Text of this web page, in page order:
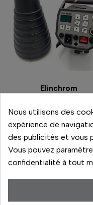
Elinchrom
Prix
350,00 €
En stock
Comparer
Nous utilisons des
expérience de
des publicités et vous
Vous pouvez
confidentialité à tout